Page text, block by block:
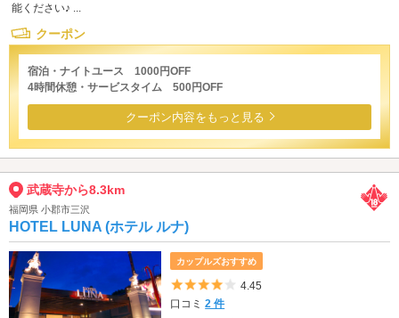
能ください♪ ...
クーポン
宿泊・ナイトユース 1000円OFF
4時間休憩・サービスタイム 500円OFF
クーポン内容をもっと見る
武蔵寺から8.3km
福岡県 小郡市三沢
HOTEL LUNA (ホテル ルナ)
カップルズおすすめ
5つ星のうち4
4.45
口コミ2 件